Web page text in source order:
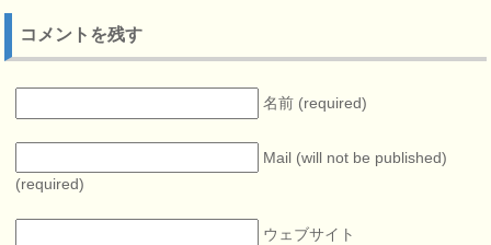
コメントを残す
名前 (required)
Mail (will not be published)
(required)
ウェブサイト